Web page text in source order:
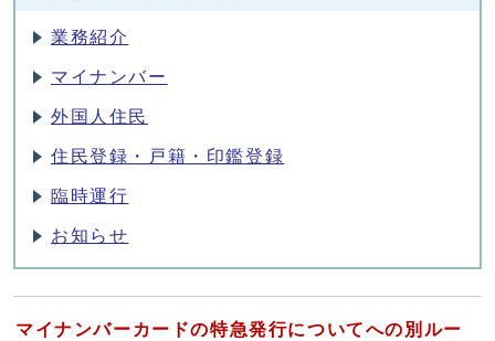
業務紹介
マイナンバー
外国人住民
住民登録・戸籍・印鑑登録
臨時運行
お知らせ
マイナンバーカードの特急発行についてへの別ルー